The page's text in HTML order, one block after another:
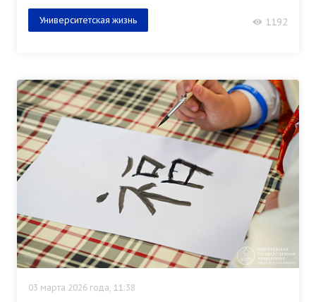
Университетская жизнь 1192
03 марта 2026 года, 11:38